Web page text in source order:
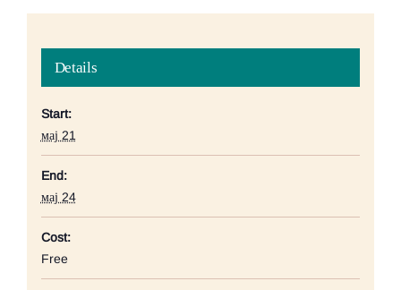
Details
Start:
мај 21
End:
мај 24
Cost:
Free